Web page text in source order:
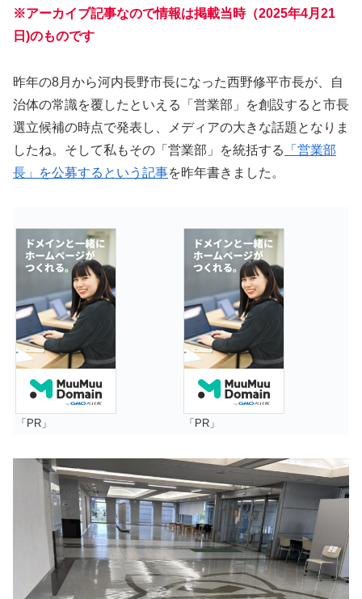
※アーカイブ記事なので情報は掲載当時（2025年4月21
日)のものです
昨年の8月から河内長野市長になった西野修平市長が、自
治体の常識を覆したといえる「営業部」を創設すると市長
選立候補の時点で発表し、メディアの大きな話題となりま
したね。そして私もその「営業部」を統括する
「営業部
長」を公募するという記事を昨年書きました。
「PR」 「PR」